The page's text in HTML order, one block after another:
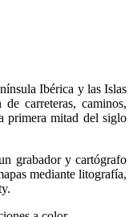
Ibérica y las Islas
carreteras, caminos,
primera mitad del siglo
grabador y cartógrafo
mediante litografía,